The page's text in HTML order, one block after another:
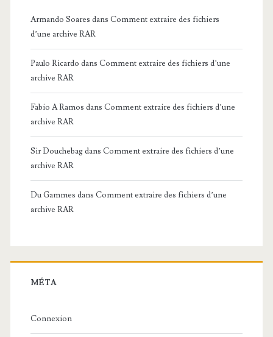
Armando Soares dans Comment extraire des fichiers
d’une archive RAR
Paulo Ricardo dans Comment extraire des fichiers d’une
archive RAR
Fabio A Ramos dans Comment extraire des fichiers d’une
archive RAR
Sir Douchebagdans Comment extraire des fichiers d’une
archive RAR
Du Gammes dans Comment extraire des fichiers d’une
archive RAR
MÉTA
Connexion